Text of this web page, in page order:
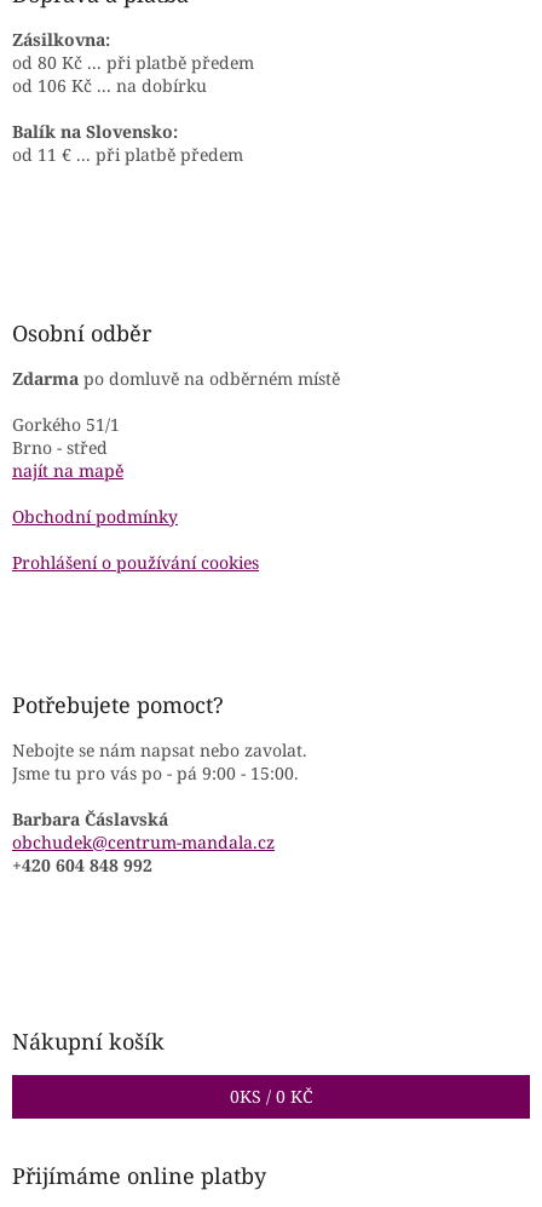
Zásilkovna:
od 80 Kč ... při platbě předem
od 106 Kč ... na dobírku
Balík na Slovensko:
od 11 € ... při platbě předem
Osobní odběr
Zdarma po domluvě na odběrném místě
Gorkého 51/1
Brno - střed
najít na mapě
Obchodní podmínky
Prohlášení o používání cookies
Potřebujete pomoct?
Nebojte se nám napsat nebo zavolat.
Jsme tu pro vás po - pá 9:00 - 15:00.
Barbara Čáslavská
obchudek@centrum-mandala.cz
+420 604 848 992
Nákupní košík
0KS / 0 KČ
Přijímáme online platby